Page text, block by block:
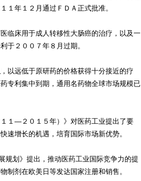
１年１２月通过ＦＤＡ正式批准。
床用于成人转移性大肠癌的治疗，以及一
于２００７年８月过期。
远低于原研药的价格获得十分接近的疗
专利集中到期，通用名药物全球市场规模已
１—２０１５年）》对医药工业提出了要
速增长的机遇，培育国际市场新优势。
划》提出，推动医药工业国际竞争力的提
制剂在欧美日等发达国家注册和销售。